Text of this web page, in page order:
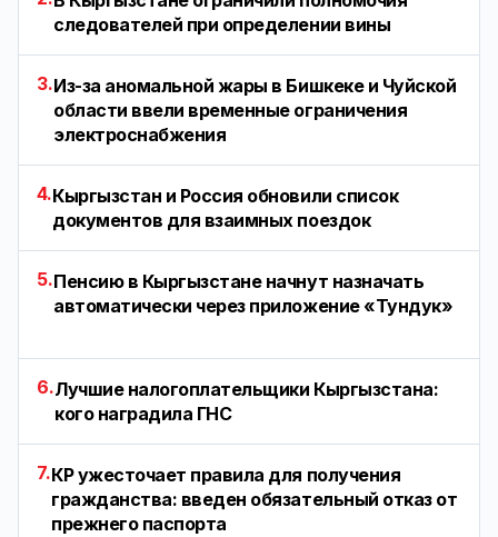
следователей при определении вины
3.Из-за аномальной жары в Бишкеке и Чуйской
области ввели временные ограничения
электроснабжения
4.Кыргызстан и Россия обновили список
документов для взаимных поездок
5.Пенсию в Кыргызстане начнут назначать
автоматически через приложение «Тундук»
6.Лучшие налогоплательщики Кыргызстана:
кого наградила ГНС
7.КР ужесточает правила для получения
гражданства: введен обязательный отказ от
прежнего паспорта